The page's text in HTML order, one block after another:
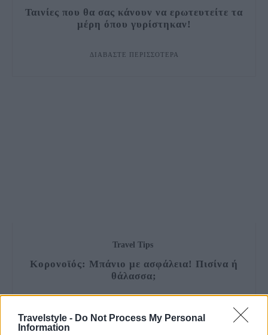
Travelstyle - Do Not Process My Personal
Information
Ταινίες που θα σας κάνουν να ερωτευτείτε τα
μέρη όπου γυρίστηκαν!
ΔΙΑΒΆΣΤΕ ΠΕΡΙΣΣΌΤΕΡΑ
Travel Tips
Κορονοϊός: Μπάνιο με ασφάλεια! Πισίνα ή
θάλασσα;